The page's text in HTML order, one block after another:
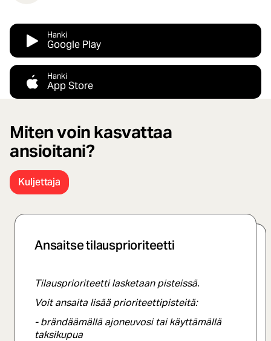
Hanki
Google Play
Hanki
App Store
Miten voin kasvattaa
ansioitani?
Kuljettaja
Ansaitse tilausprioriteetti
Tilausprioriteetti lasketaan pisteissä.
Voit ansaita lisää prioriteettipisteitä:
- brändäämällä ajoneuvosi tai käyttämällä
taksikupua
Ansaitse lisää korkeita arvosteluja
saamistasi arvosteluista.Korkean arvostelun
ylläpitäminen antaa sinulle paremman
prioriteetin.